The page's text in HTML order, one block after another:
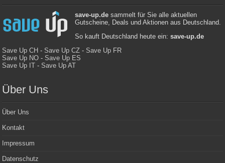
save-up.desammelt für Sie alle aktuellen
Gutscheine, Deals und Aktionen aus Deutschland.
So kauft Deutschland heute ein: save-up.de
Save Up CH -Save Up CZ -Save Up FR
Save Up NO -Save Up ES
Save Up IT -Save Up AT
Über Uns
Über Uns
Kontakt
Impressum
Datenschutz